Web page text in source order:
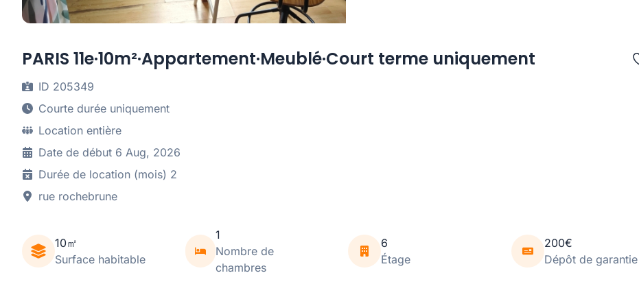
PARIS 11e·10m²·Appartement·Meublé·Court terme uniquement
ID 205349
Courte durée uniquement
Location entière
Date de début 6 Aug, 2026
Durée de location (mois) 2
rue rochebrune
10㎡
Surface habitable
1
Nombre de
chambres
6
Étage
200€
Dépôt de garantie